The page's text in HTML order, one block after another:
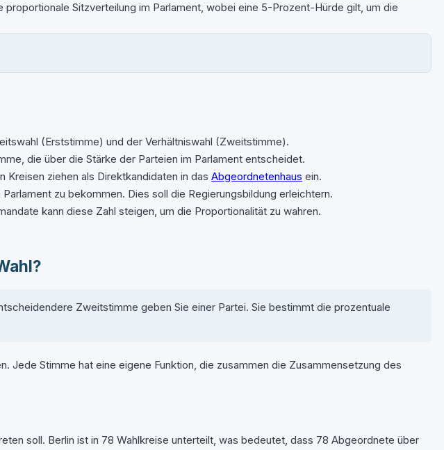
Sitzverteilung im Parlament, wobei eine 5-Prozent-Hürde gilt, um die
(Erststimme) und der Verhältniswahl (Zweitstimme).
die über die Stärke der Parteien im Parlament entscheidet.
Kreisen ziehen als Direktkandidaten in das Abgeordnetenhaus ein.
zu bekommen. Dies soll die Regierungsbildung erleichtern.
kann diese Zahl steigen, um die Proportionalität zu wahren.
Zweitstimme geben Sie einer Partei. Sie bestimmt die prozentuale
Jede Stimme hat eine eigene Funktion, die zusammen die Zusammensetzung des
soll. Berlin ist in 78 Wahlkreise unterteilt, was bedeutet, dass 78 Abgeordnete über